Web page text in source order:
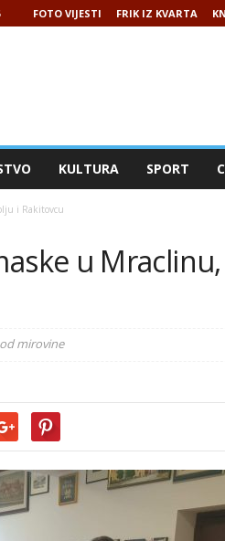
FOTO VIJESTI FRIK IZ KVARTA
KULTURA SPORT
i Rakitovcu
u Mraclinu,
mirovine